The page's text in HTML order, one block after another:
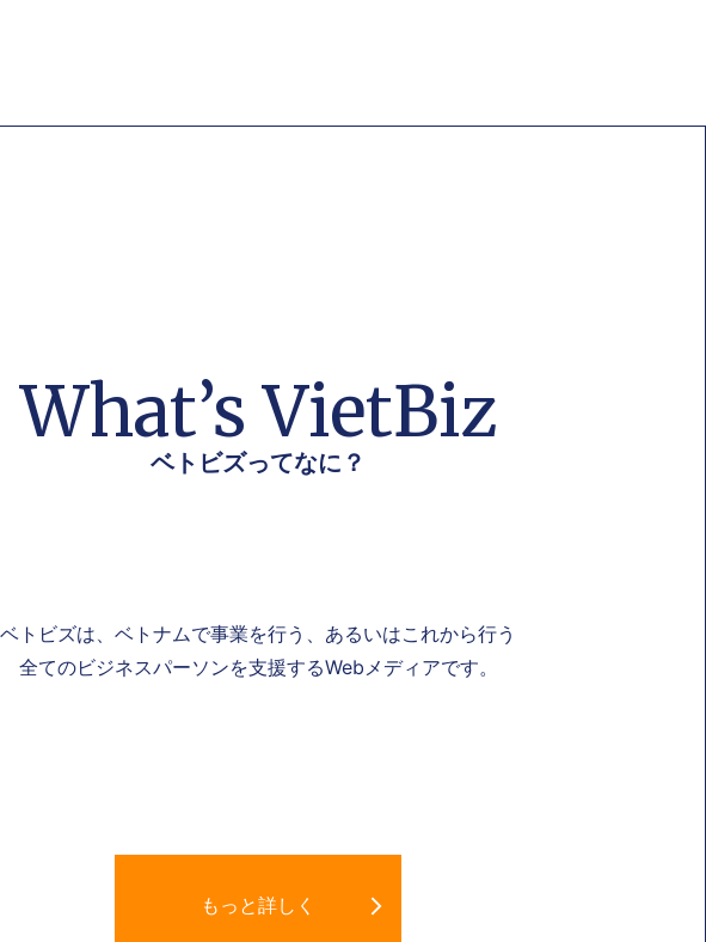
What’s VietBiz
ベトビズってなに？
ベトビズは、ベトナムで事業を行う、あるいはこれから行う
全てのビジネスパーソンを支援するWebメディアです。
もっと詳しく